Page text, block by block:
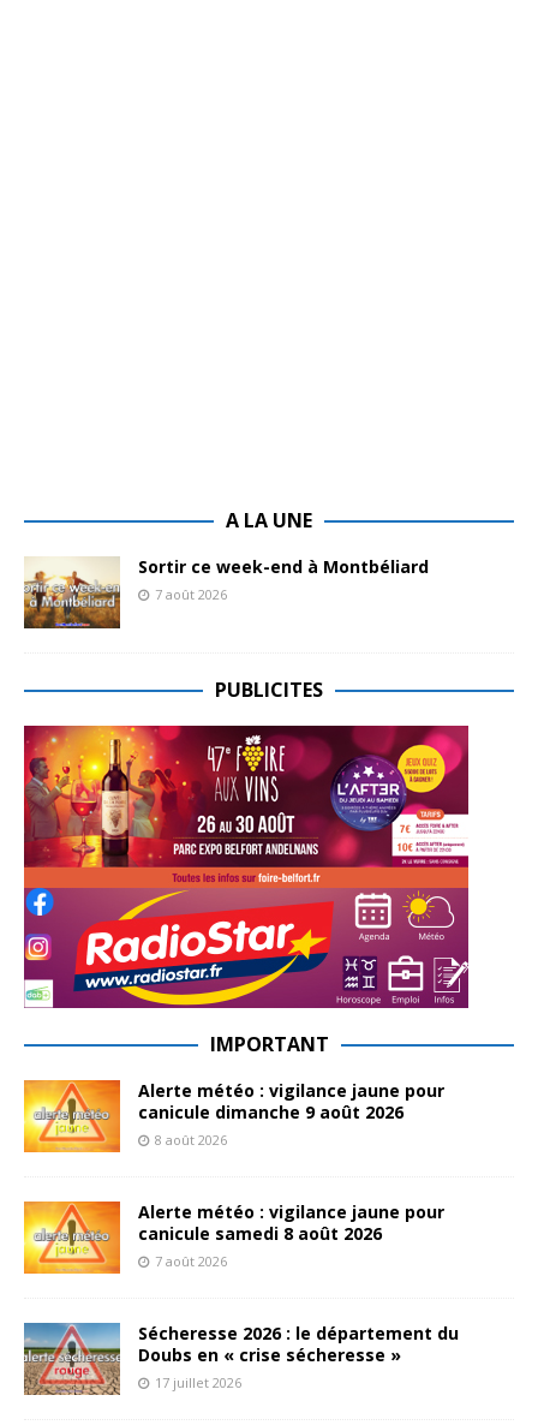
A LA UNE
Sortir ce week-end à Montbéliard
7 août 2026
PUBLICITES
IMPORTANT
Alerte météo : vigilance jaune pour
canicule dimanche 9 août 2026
8 août 2026
Alerte météo : vigilance jaune pour
canicule samedi 8 août 2026
7 août 2026
Sécheresse 2026 : le département du
Doubs en « crise sécheresse »
17 juillet 2026